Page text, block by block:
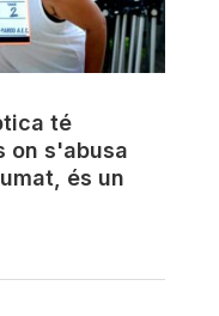
té
on s'abusa
és un